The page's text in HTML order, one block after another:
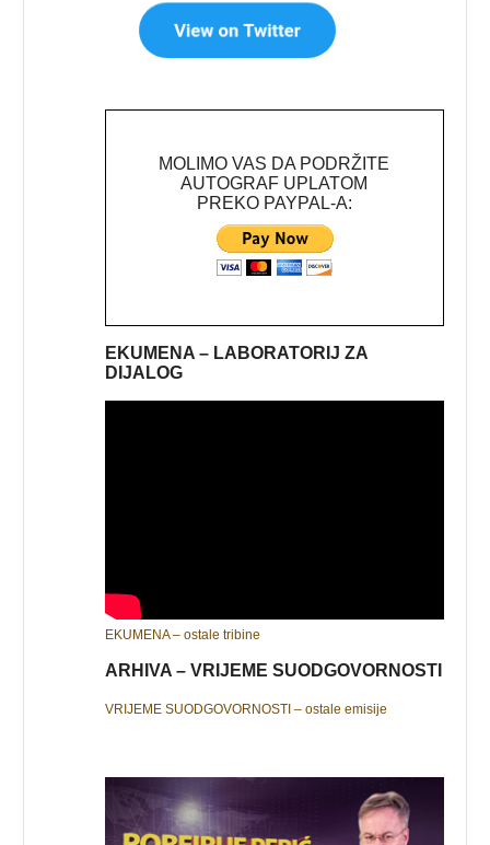
MOLIMO VAS DA PODRŽITE
AUTOGRAF UPLATOM
PREKO PAYPAL-A:
EKUMENA – LABORATORIJ ZA
DIJALOG
EKUMENA – ostale tribine
ARHIVA – VRIJEME SUODGOVORNOSTI
VRIJEME SUODGOVORNOSTI – ostale emisije